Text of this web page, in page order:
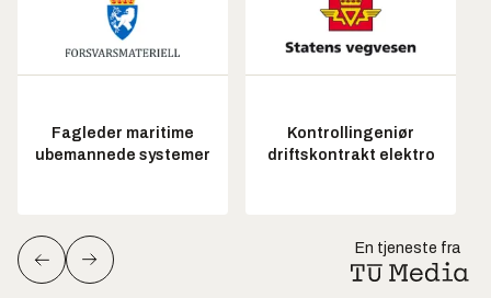
Fagleder maritime
ubemannede systemer
Kontrollingeniør
driftskontrakt elektro
En tjeneste fra